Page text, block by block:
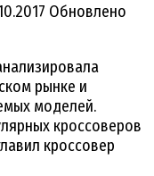
Обновлено
рынке и
моделей.
кроссоверов
кроссовер